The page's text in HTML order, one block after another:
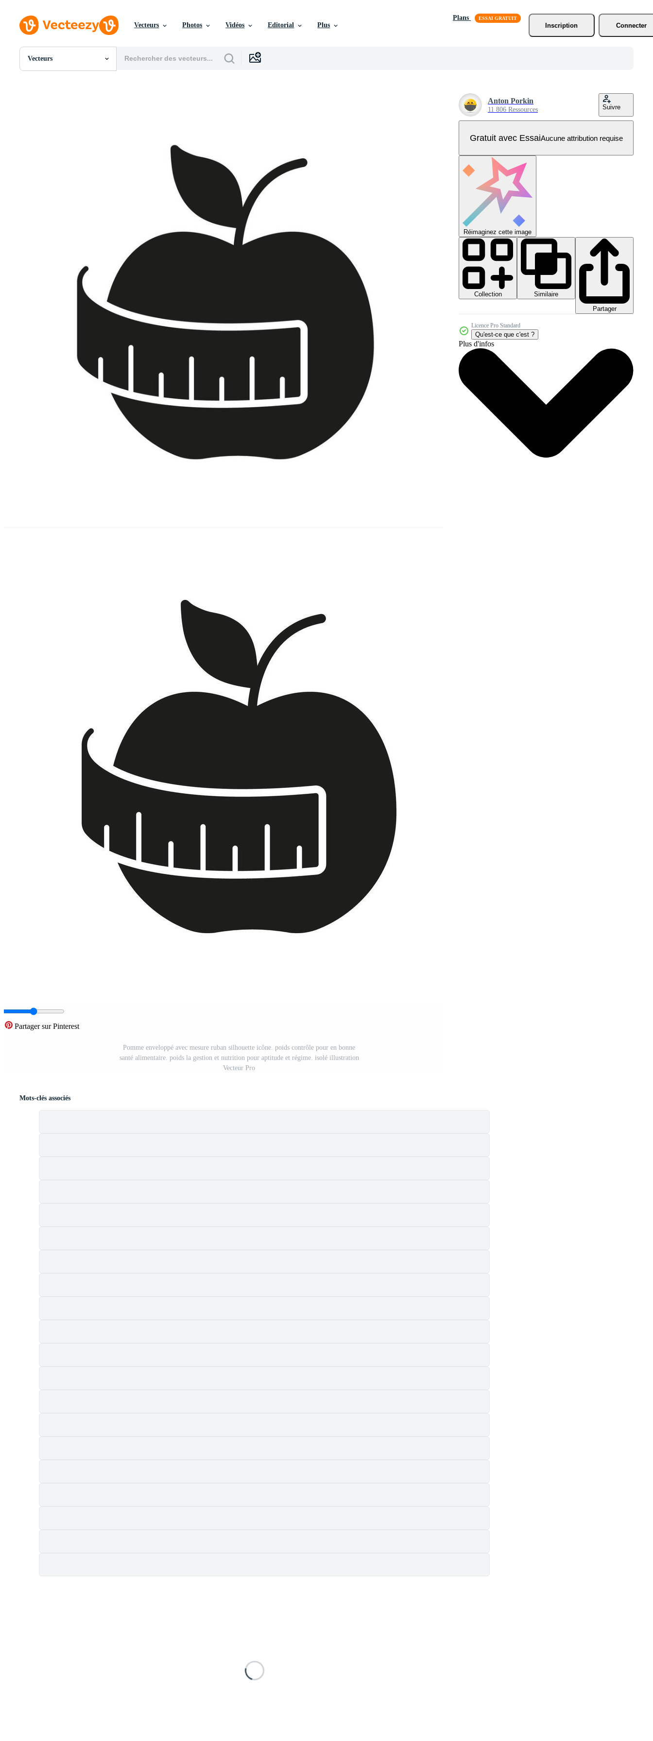
Vecteurs Photos Vidéos Editorial Plus
Plans
Inscription
Connecter
Vecteurs
Toutes Images
Partager sur Pinterest
Pomme enveloppé avec mesure ruban silhouette icône. poids contrôle pour en bonne
santé alimentaire. poids la gestion et nutrition pour aptitude et régime. isolé illustration
Vecteur Pro
Anton Porkin
11 806 Ressources Suivre
Gratuit avec EssaiAucune attribution requise
Réimaginez cette image
Collection
Similaire
Partager
Licence Pro Standard
Qu'est-ce que c'est ?
Plus d'infos
Mots-clés associés